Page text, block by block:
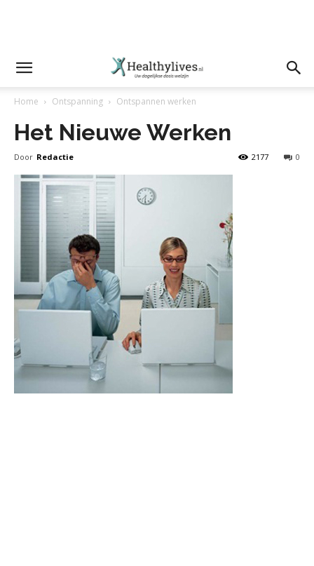
Home Ontspanning Ontspannen werken
Het Nieuwe Werken
Door Redactie 0
2177